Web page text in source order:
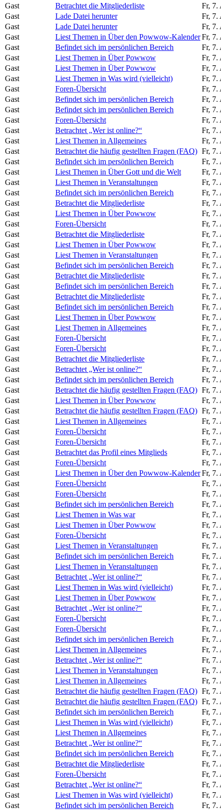
Gast Betrachtet die Mitgliederliste
Fr, 7.
Gast
Lade Datei herunter
Fr, 7.
Gast
Lade Datei herunter
Fr, 7.
Gast
Liest Themen in Über den Powwow-KalenderFr, 7.
Gast
Befindet sich im persönlichen Bereich
Fr, 7.
Gast
Liest Themen in Über Powwow
Fr, 7.
Gast
Liest Themen in Über Powwow
Fr, 7.
Gast
Liest Themen in Was wird (vielleicht)
Fr, 7.
Gast
Foren-Übersicht
Fr, 7.
Gast
Befindet sich im persönlichen Bereich
Fr, 7.
Gast
Befindet sich im persönlichen Bereich
Fr, 7.
Gast
Foren-Übersicht
Fr, 7.
Gast
Betrachtet „Wer ist online?“
Fr, 7.
Gast
Liest Themen in Allgemeines
Fr, 7.
Gast
Betrachtet die häufig gestellten Fragen (FAQ) Fr, 7.
Gast
Befindet sich im persönlichen Bereich
Fr, 7.
Gast
Liest Themen in Über Gott und die Welt
Fr, 7.
Gast
Liest Themen in Veranstaltungen
Fr, 7.
Gast
Befindet sich im persönlichen Bereich
Fr, 7.
Gast
Betrachtet die Mitgliederliste
Fr, 7.
Gast
Liest Themen in Über Powwow
Fr, 7.
Gast
Foren-Übersicht
Fr, 7.
Gast
Betrachtet die Mitgliederliste
Fr, 7.
Gast
Liest Themen in Über Powwow
Fr, 7.
Gast
Liest Themen in Veranstaltungen
Fr, 7.
Gast
Befindet sich im persönlichen Bereich
Fr, 7.
Gast
Betrachtet die Mitgliederliste
Fr, 7.
Gast
Befindet sich im persönlichen Bereich
Fr, 7.
Gast
Betrachtet die Mitgliederliste
Fr, 7.
Gast
Befindet sich im persönlichen Bereich
Fr, 7.
Gast
Liest Themen in Über Powwow
Fr, 7.
Gast
Liest Themen in Allgemeines
Fr, 7.
Gast
Foren-Übersicht
Fr, 7.
Gast
Foren-Übersicht
Fr, 7.
Gast
Betrachtet die Mitgliederliste
Fr, 7.
Gast
Betrachtet „Wer ist online?“
Fr, 7.
Gast
Befindet sich im persönlichen Bereich
Fr, 7.
Gast
Betrachtet die häufig gestellten Fragen (FAQ) Fr, 7.
Gast
Liest Themen in Über Powwow
Fr, 7.
Gast
Betrachtet die häufig gestellten Fragen (FAQ) Fr, 7.
Gast
Liest Themen in Allgemeines
Fr, 7.
Gast
Foren-Übersicht
Fr, 7.
Gast
Foren-Übersicht
Fr, 7.
Gast
Betrachtet das Profil eines Mitglieds
Fr, 7.
Gast
Foren-Übersicht
Fr, 7.
Gast
Liest Themen in Über den Powwow-KalenderFr, 7.
Gast
Foren-Übersicht
Fr, 7.
Gast
Foren-Übersicht
Fr, 7.
Gast
Befindet sich im persönlichen Bereich
Fr, 7.
Gast
Liest Themen in Was war
Fr, 7.
Gast
Liest Themen in Über Powwow
Fr, 7.
Gast
Foren-Übersicht
Fr, 7.
Gast
Liest Themen in Veranstaltungen
Fr, 7.
Gast
Befindet sich im persönlichen Bereich
Fr, 7.
Gast
Liest Themen in Veranstaltungen
Fr, 7.
Gast
Betrachtet „Wer ist online?“
Fr, 7.
Gast
Liest Themen in Was wird (vielleicht)
Fr, 7.
Gast
Liest Themen in Über Powwow
Fr, 7.
Gast
Betrachtet „Wer ist online?“
Fr, 7.
Gast
Foren-Übersicht
Fr, 7.
Gast
Foren-Übersicht
Fr, 7.
Gast
Befindet sich im persönlichen Bereich
Fr, 7.
Gast
Liest Themen in Allgemeines
Fr, 7.
Gast
Betrachtet „Wer ist online?“
Fr, 7.
Gast
Liest Themen in Veranstaltungen
Fr, 7.
Gast
Liest Themen in Allgemeines
Fr, 7.
Gast
Betrachtet die häufig gestellten Fragen (FAQ) Fr, 7.
Gast
Betrachtet die häufig gestellten Fragen (FAQ) Fr, 7.
Gast
Befindet sich im persönlichen Bereich
Fr, 7.
Gast
Liest Themen in Was wird (vielleicht)
Fr, 7.
Gast
Liest Themen in Allgemeines
Fr, 7.
Gast
Betrachtet „Wer ist online?“
Fr, 7.
Gast
Befindet sich im persönlichen Bereich
Fr, 7.
Gast
Betrachtet die Mitgliederliste
Fr, 7.
Gast
Foren-Übersicht
Fr, 7.
Gast
Betrachtet „Wer ist online?“
Fr, 7.
Gast
Liest Themen in Was wird (vielleicht)
Fr, 7.
Gast
Befindet sich im persönlichen Bereich
Fr, 7.